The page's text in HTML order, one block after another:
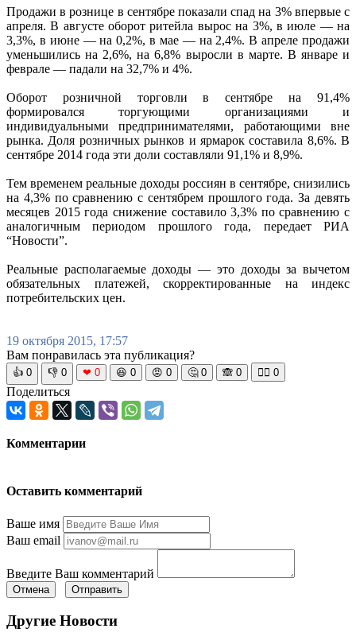
Продажи в рознице в сентябре показали спад на 3% впервые с
апреля. В августе оборот ритейла вырос на 3%, в июле — на
3,3%, в июне — на 0,2%, в мае — на 2,4%. В апреле продажи
уменьшились на 2,6%, на 6,8% выросли в марте. В январе и
феврале — падали на 32,7% и 4%.
Оборот розничной торговли в сентябре на 91,4%
формировался торгующими организациями и
индивидуальными предпринимателями, работающими вне
рынка. Доля розничных рынков и ярмарок составила 8,6%. В
сентябре 2014 года эти доли составляли 91,1% и 8,9%.
Тем временем реальные доходы россиян в сентябре, снизились
на 4,3% по сравнению с сентябрем прошлого года. За девять
месяцев 2015 года снижение составило 3,3% по сравнению с
аналогичным периодом прошлого года, передает РИА
“Новости”.
Реальные располагаемые доходы — это доходы за вычетом
обязательных платежей, скорректированные на индекс
потребительских цен.
19 октября 2015, 17:57
Вам понравилась эта публикация?
👍 0 👎 0 ❤ 0 😆 0 😡 0 🤔 0 🙈 0 🧘‍♀️ 0
Поделиться
Комментарии
Оставить комментарий
Ваше имя
Ваш email
Введите Ваш комментарий
Отмена Отправить
Другие Новости